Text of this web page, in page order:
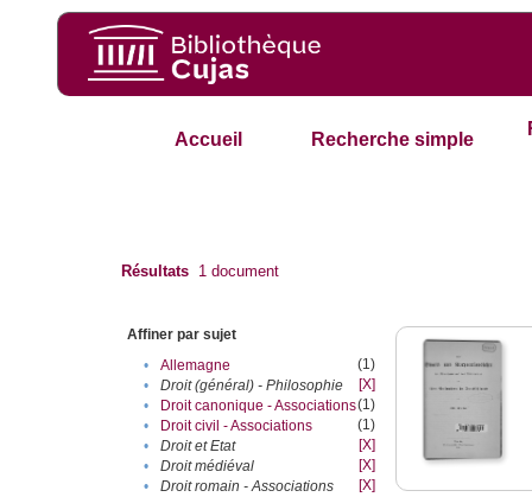
Accueil Recherche simple
Résultats 1 document
Affiner par sujet
•
Allemagne
(1)
•
Droit (général) - Philosophie
[X]
•
Droit canonique - Associations(1)
•
Droit civil - Associations
(1)
•
Droit et Etat
[X]
•
Droit médiéval
[X]
•
Droit romain - Associations
[X]